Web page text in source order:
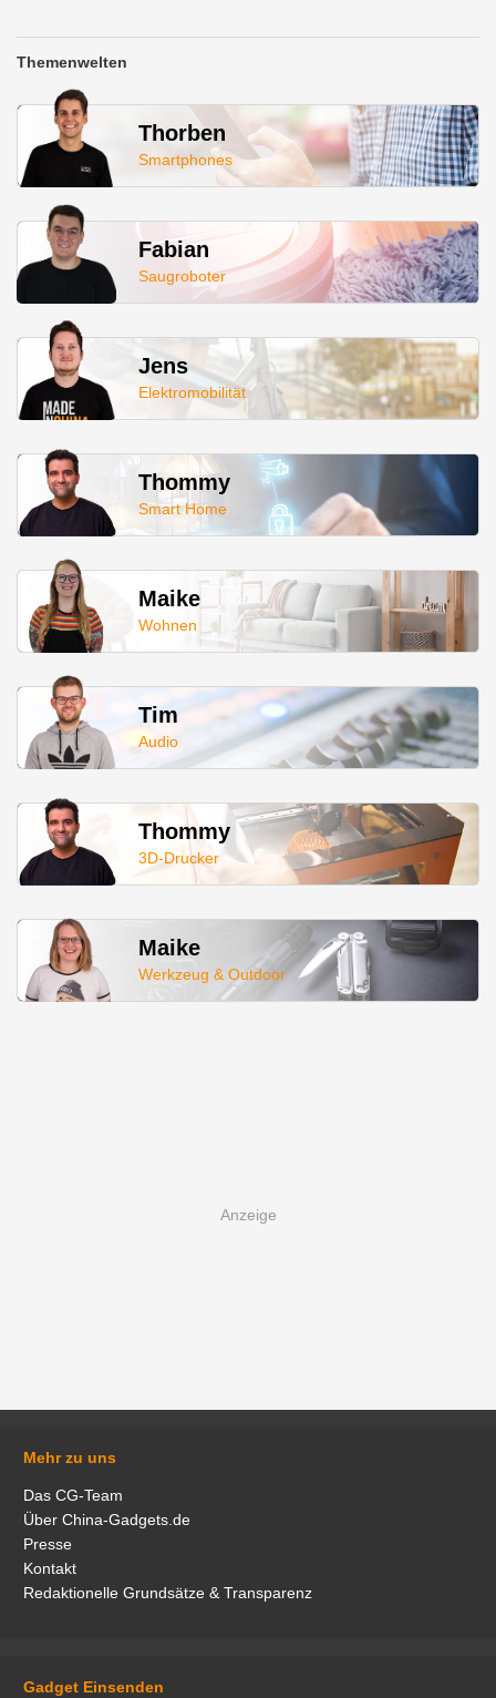
Themenwelten
Thorben
Smartphones
Fabian
Saugroboter
Jens
Elektromobilität
Thommy
Smart Home
Maike
Wohnen
Tim
Audio
Thommy
3D-Drucker
Maike
Werkzeug & Outdoor
Mehr zu uns
Das CG-Team
Über China-Gadgets.de
Presse
Kontakt
Redaktionelle Grundsätze & Transparenz
Gadget Einsenden